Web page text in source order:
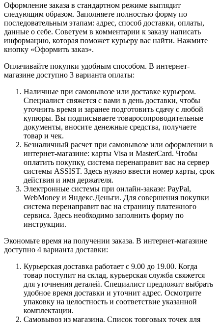
Оформление заказа в стандартном режиме выглядит
следующим образом. Заполняете полностью форму по
последовательным этапам: адрес, способ доставки, оплаты,
данные о себе. Советуем в комментарии к заказу написать
информацию, которая поможет курьеру вас найти. Нажмите
кнопку «Оформить заказ».
Оплачивайте покупки удобным способом. В интернет-
магазине доступно 3 варианта оплаты:
Наличные при самовывозе или доставке курьером.
Специалист свяжется с вами в день доставки, чтобы
уточнить время и заранее подготовить сдачу с любой
купюры. Вы подписываете товаросопроводительные
документы, вносите денежные средства, получаете
товар и чек.
Безналичный расчет при самовывозе или оформлении в
интернет-магазине: карты Visa и MasterCard. Чтобы
оплатить покупку, система перенаправит вас на сервер
системы ASSIST. Здесь нужно ввести номер карты, срок
действия и имя держателя.
Электронные системы при онлайн-заказе: PayPal,
WebMoney и Яндекс.Деньги. Для совершения покупки
система перенаправит вас на страницу платежного
сервиса. Здесь необходимо заполнить форму по
инструкции.
Экономьте время на получении заказа. В интернет-магазине
доступно 4 варианта доставки:
Курьерская доставка работает с 9.00 до 19.00. Когда
товар поступит на склад, курьерская служба свяжется
для уточнения деталей. Специалист предложит выбрать
удобное время доставки и уточнит адрес. Осмотрите
упаковку на целостность и соответствие указанной
комплектации.
Самовывоз из магазина. Список торговых точек для